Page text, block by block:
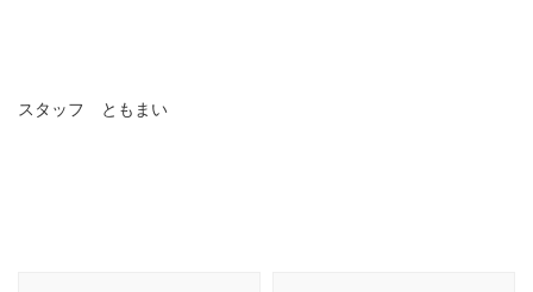
スタッフ ともまい